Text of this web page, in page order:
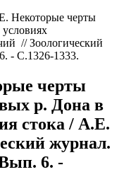
Некоторые черты
// Зоологический
- С.1326-1333.
черты
р. Дона в
стока / А.Е.
журнал.
6. -